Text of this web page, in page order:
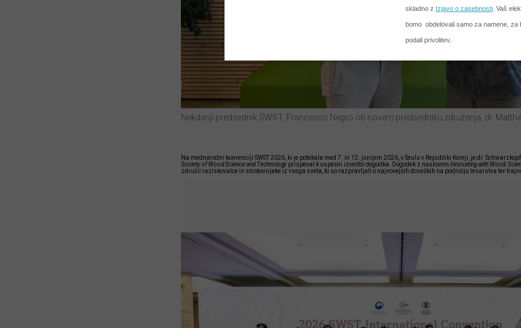
Nekdanji predsednik SWST, Francesco Negro ob novem predsedniku združenja, dr.
Na mednarodni konvenciji SWST 2026, ki je potekala med 7. in 12. junijem 2026, v Seulu v Republiki Koreji, je dr.
Society of Wood Science and Technology prispeval k uspešni izvedbi dogodka. Dogodek z naslovom Innovating with Wood:
združil raziskovalce in strokovnjake iz vsega sveta, ki so razpravljali o najnovejših dosežkih na področju lesarstva ter